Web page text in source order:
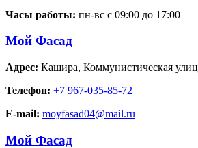
Часы работы: пн-вс с 09:00 до 17:00
Мой Фасад
Адрес: Кашира, Коммунистическая
Телефон: +7 967-035-85-72
E-mail: moyfasad04@mail.ru
Мой Фасад